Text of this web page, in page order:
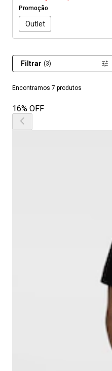
Promoção
Outlet
Encontramos 7 produtos
Filtrar (3)
16% OFF